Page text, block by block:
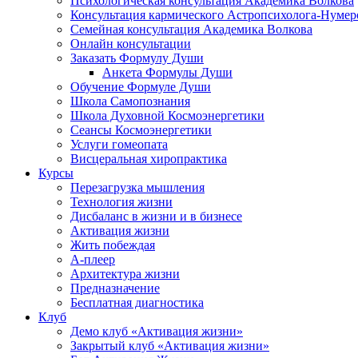
Консультация кармического Астропсихолога-
Семейная консультация Академика Волкова
Онлайн консультации
Заказать Формулу Души
Анкета Формулы Души
Обучение Формуле Души
Школа Самопознания
Школа Духовной Космоэнергетики
Сеансы Космоэнергетики
Услуги гомеопата
Висцеральная хиропрактика
Курсы
Перезагрузка мышления
Технология жизни
Дисбаланс в жизни и в бизнесе
Активация жизни
Жить побеждая
А-плеер
Архитектура жизни
Предназначение
Бесплатная диагностика
Клуб
Демо клуб «Активация жизни»
Закрытый клуб «Активация жизни»